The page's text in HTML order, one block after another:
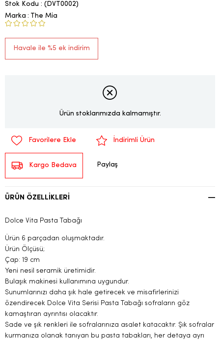
Stok Kodu
(DVT0002)
Marka : The Mia
Havale ile %5 ek indirim
Ürün stoklarımızda kalmamıştır.
Favorilere Ekle İndirimli Ürün
Kargo Bedava Paylaş
ÜRÜN ÖZELLIKLERI
Dolce Vita Pasta Tabağı
Ürün 6 parçadan oluşmaktadır.
Ürün Ölçüsü;
Çap: 19 cm
Yeni nesil seramik üretimidir.
Bulaşık makinesi kullanımına uygundur.
Sunumlarınızı daha şık hale getirecek ve misafirlerinizi
özendirecek Dolce Vita Serisi Pasta Tabağı sofraların göz
kamaştıran ayrıntısı olacaktır.
Sade ve şık renkleri ile sofralarınıza asalet katacaktır. Şık sofralar
kurmanıza olanak tanıyan bu pasta tabakları, her detaya ayrı